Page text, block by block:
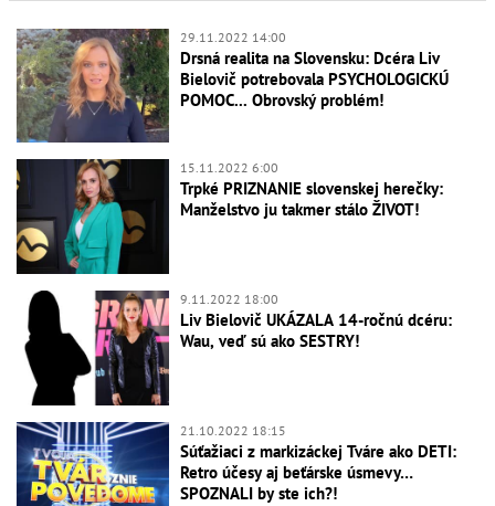
29.11.2022 14:00
Drsná realita na Slovensku: Dcéra Liv
Bielovič potrebovala PSYCHOLOGICKÚ
POMOC... Obrovský problém!
15.11.2022 6:00
Trpké PRIZNANIE slovenskej herečky:
Manželstvo ju takmer stálo ŽIVOT!
9.11.2022 18:00
Liv Bielovič UKÁZALA 14-ročnú dcéru:
Wau, veď sú ako SESTRY!
21.10.2022 18:15
Súťažiaci z markizáckej Tváre ako DETI:
Retro účesy aj beťárske úsmevy…
SPOZNALI by ste ich?!